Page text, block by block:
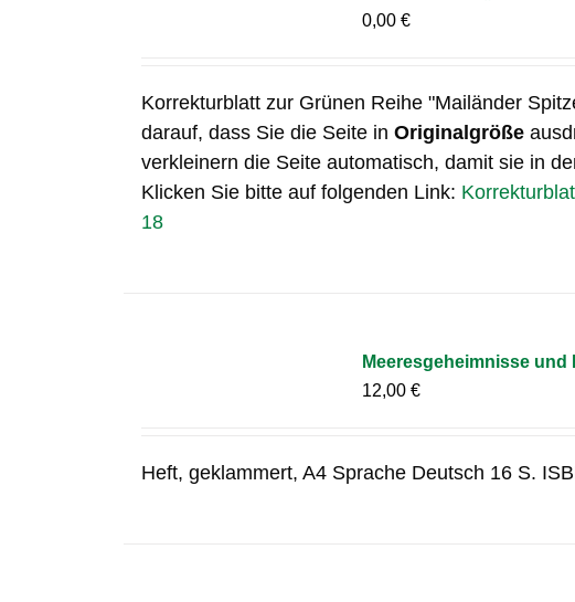
0,00€
Korrekturblatt zur Grünen Reihe "Mailänder
darauf, dass Sie die Seite inOriginalgröße
verkleinern die Seite automatisch, damit sie in
Klicken Sie bitte auf folgenden Link:
18
Meeresgeheimnisse
12,00€
Heft, geklammert, A4 Sprache Deutsch 16 S.